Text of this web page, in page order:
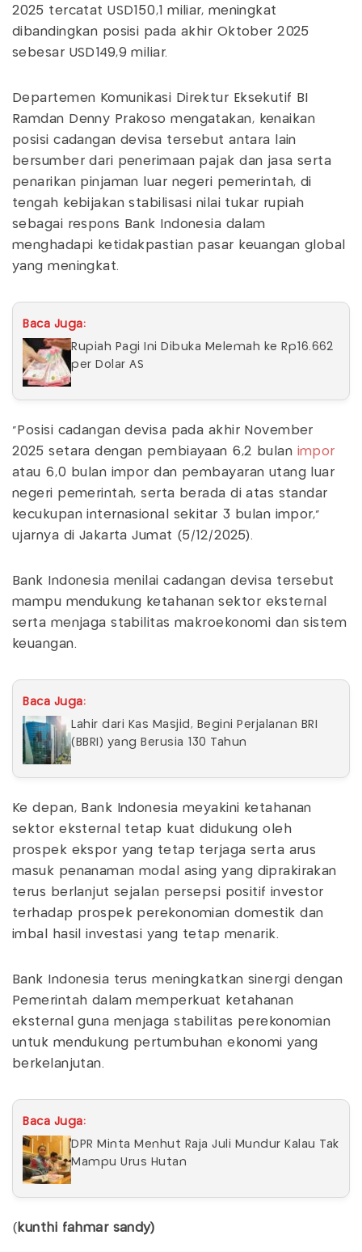
2025 tercatat USD150,1 miliar, meningkat
dibandingkan posisi pada akhir Oktober 2025
sebesar USD149,9 miliar.
Departemen Komunikasi Direktur Eksekutif BI
Ramdan Denny Prakoso mengatakan, kenaikan
posisi cadangan devisa tersebut antara lain
bersumber dari penerimaan pajak dan jasa serta
penarikan pinjaman luar negeri pemerintah, di
tengah kebijakan stabilisasi nilai tukar rupiah
sebagai respons Bank Indonesia dalam
menghadapi ketidakpastian pasar keuangan global
yang meningkat.
Baca Juga:
Rupiah Pagi Ini Dibuka Melemah ke Rp16.662
per Dolar AS
"Posisi cadangan devisa pada akhir November
2025 setara dengan pembiayaan 6,2 bulan impor
atau 6,0 bulan impor dan pembayaran utang luar
negeri pemerintah, serta berada di atas standar
kecukupan internasional sekitar 3 bulan impor,"
ujarnya di Jakarta Jumat (5/12/2025).
Bank Indonesia menilai cadangan devisa tersebut
mampu mendukung ketahanan sektor eksternal
serta menjaga stabilitas makroekonomi dan sistem
keuangan.
Baca Juga:
Lahir dari Kas Masjid, Begini Perjalanan BRI
(BBRI) yang Berusia 130 Tahun
Ke depan, Bank Indonesia meyakini ketahanan
sektor eksternal tetap kuat didukung oleh
prospek ekspor yang tetap terjaga serta arus
masuk penanaman modal asing yang diprakirakan
terus berlanjut sejalan persepsi positif investor
terhadap prospek perekonomian domestik dan
imbal hasil investasi yang tetap menarik.
Bank Indonesia terus meningkatkan sinergi dengan
Pemerintah dalam memperkuat ketahanan
eksternal guna menjaga stabilitas perekonomian
untuk mendukung pertumbuhan ekonomi yang
berkelanjutan.
Baca Juga:
DPR Minta Menhut Raja Juli Mundur Kalau Tak
Mampu Urus Hutan
( kunthi fahmar sandy)